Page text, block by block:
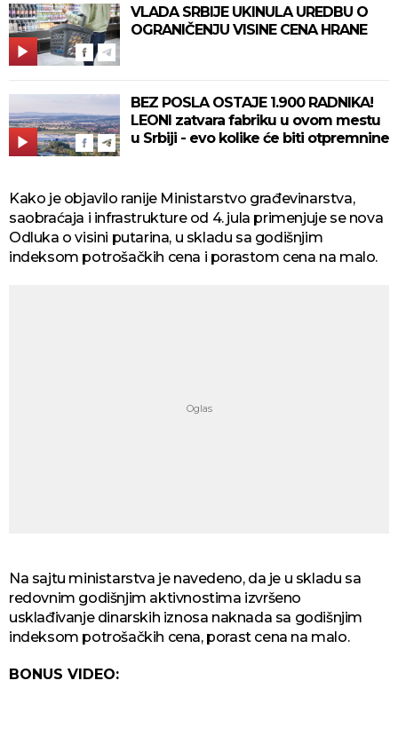
VLADA SRBIJE UKINULA UREDBU O
OGRANIČENJU VISINE CENA HRANE
BEZ POSLA OSTAJE 1.900 RADNIKA!
LEONI zatvara fabriku u ovom mestu
u Srbiji - evo kolike će biti otpremnine
Kako je objavilo ranije Ministarstvo građevinarstva,
saobraćaja i infrastrukture od 4. jula primenjuje se nova
Odluka o visini putarina, u skladu sa godišnjim
indeksom potrošačkih cena i porastom cena na malo.
Na sajtu ministarstva je navedeno, da je u skladu sa
redovnim godišnjim aktivnostima izvršeno
usklađivanje dinarskih iznosa naknada sa godišnjim
indeksom potrošačkih cena, porast cena na malo.
BONUS VIDEO: